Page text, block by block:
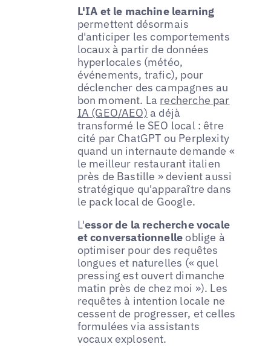
L'IA et le machine learning
permettent désormais
d'anticiper les comportements
locaux à partir de données
hyperlocales (météo,
événements, trafic), pour
déclencher des campagnes au
bon moment. La recherche par
IA (GEO/AEO) a déjà
transformé le SEO local : être
cité par ChatGPT ou Perplexity
quand un internaute demande «
le meilleur restaurant italien
près de Bastille » devient aussi
stratégique qu'apparaître dans
le pack local de Google.
L'essor de la recherche vocale
et conversationnelle oblige à
optimiser pour des requêtes
longues et naturelles (« quel
pressing est ouvert dimanche
matin près de chez moi »). Les
requêtes à intention locale ne
cessent de progresser, et celles
formulées via assistants
vocaux explosent.